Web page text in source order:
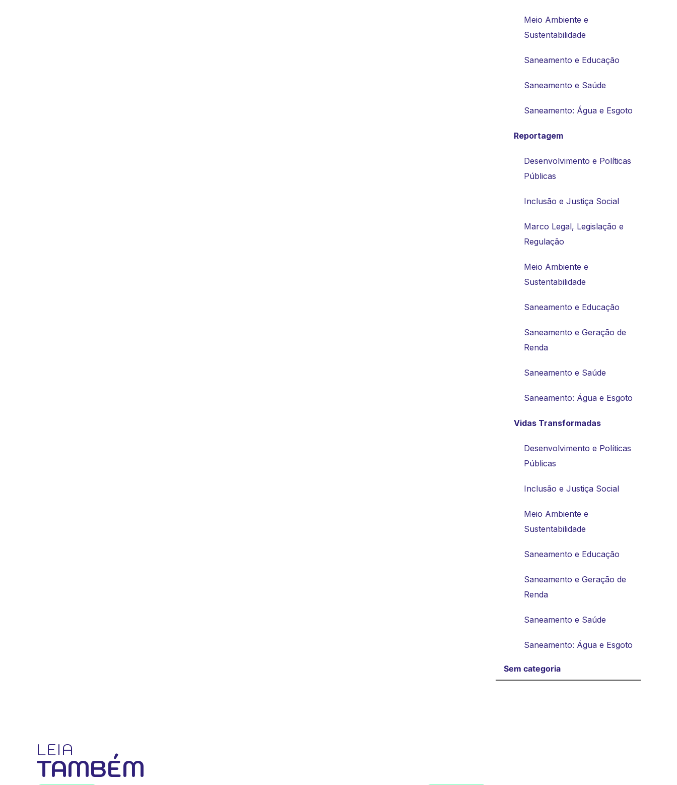
Meio Ambiente e
Sustentabilidade
Saneamento e Educação
Saneamento e Saúde
Saneamento: Água e Esgoto
Reportagem
Desenvolvimento e Políticas
Públicas
Inclusão e Justiça Social
Marco Legal, Legislação e
Regulação
Meio Ambiente e
Sustentabilidade
Saneamento e Educação
Saneamento e Geração de
Renda
Saneamento e Saúde
Saneamento: Água e Esgoto
Vidas Transformadas
Desenvolvimento e Políticas
Públicas
Inclusão e Justiça Social
Meio Ambiente e
Sustentabilidade
Saneamento e Educação
Saneamento e Geração de
Renda
Saneamento e Saúde
Saneamento: Água e Esgoto
Sem categoria
LEIA
TAMBÉM